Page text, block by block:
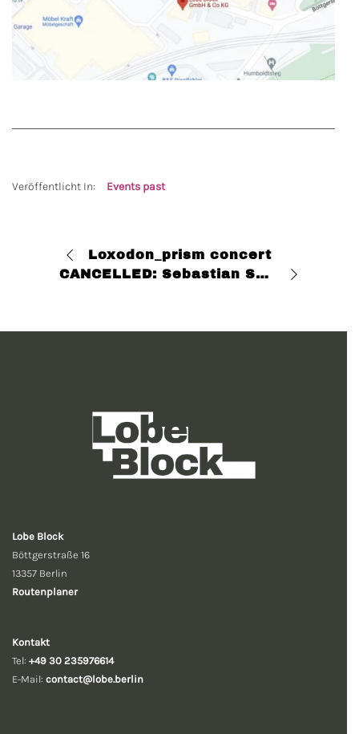
Veröffentlicht In: Events past
Loxodon_prism concert
CANCELLED: Sebastian Schunke – JaH@Lobe
Lobe Block
Böttgerstraße 16
13357 Berlin
Routenplaner
Kontakt
Tel: +49 30 235976614
E-Mail: contact@lobe.berlin